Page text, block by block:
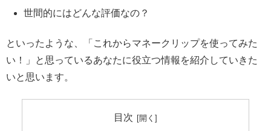
世間的にはどんな評価なの？
といったような、「これからマネークリップを使ってみた
い！」と思っているあなたに役立つ情報を紹介していきた
いと思います。
目次